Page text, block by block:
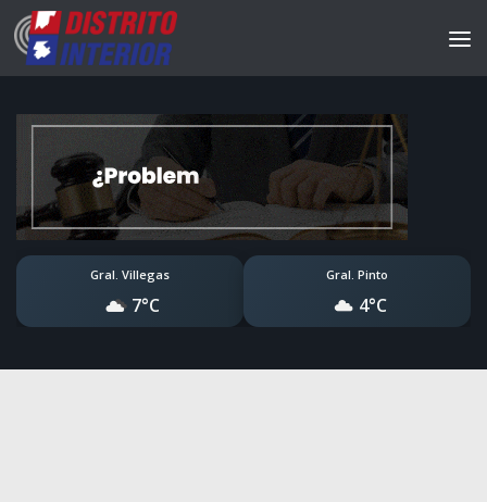
Gral. Villegas
7°C
Gral. Pinto
4°C